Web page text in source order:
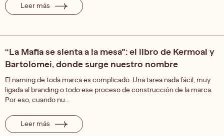
Leer más
“La Mafia se sienta a la mesa”: el libro de Kermoal y
Bartolomei, donde surge nuestro nombre
El naming de toda marca es complicado. Una tarea nada fácil, muy
ligada al branding o todo ese proceso de construcción de la marca.
Por eso, cuando nu...
Leer más